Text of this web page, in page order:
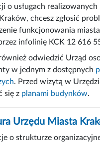
o usługach realizowanych
chcesz zgłosić
funkcjonowania
infolinię KCK 12 616
odwiedzić Urząd
w jednym z dostępnych
. Przed wizytą w
się z planami budynków.
Urzędu Miasta
o strukturze